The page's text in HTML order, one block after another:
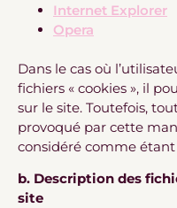
Internet Explorer
Opera
Dans le cas où
fichiers « cookies », il
sur le site. Toutefois,
provoqué par cette
considéré comme
b. Description des
site